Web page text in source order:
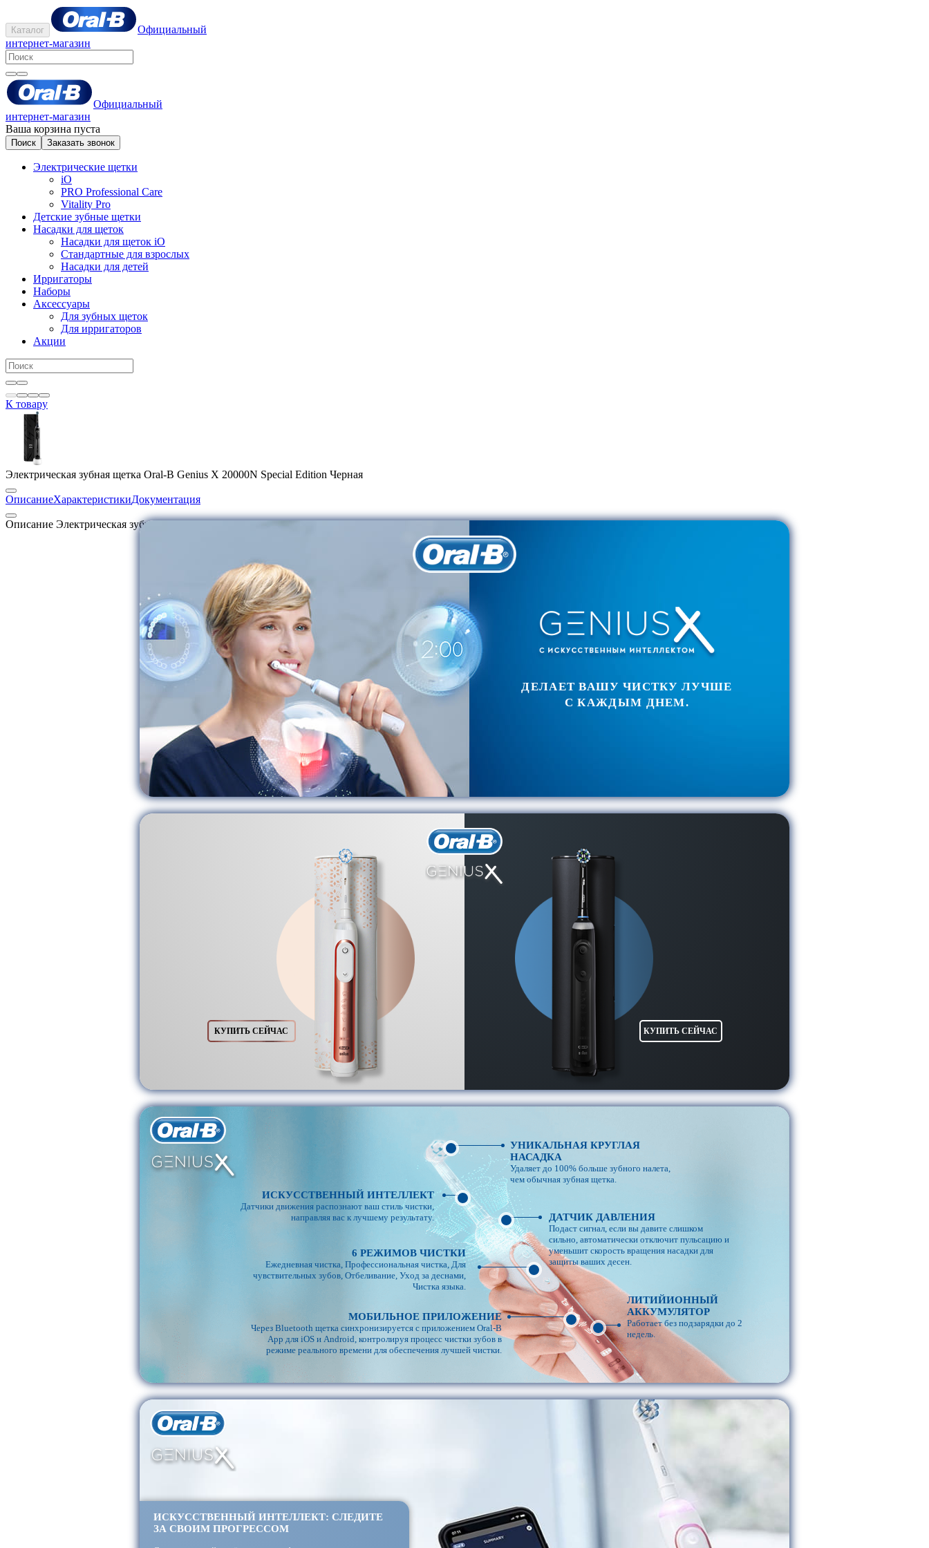
Каталог
Официальный
интернет-магазин
Официальный
интернет-магазин
Ваша корзина пуста
Поиск Заказать звонок
Электрические щетки
iO
PRO Professional Care
Vitality Pro
Детские зубные щетки
Насадки для щеток
Насадки для щеток iO
Стандартные для взрослых
Насадки для детей
Ирригаторы
Наборы
Аксессуары
Для зубных щеток
Для ирригаторов
Акции
К товару
Электрическая зубная щетка Oral-B Genius X 20000N Special Edition Черная
ОписаниеХарактеристикиДокументация
Описание Электрическая зубная щетка Oral-B Genius X 20000N Special Edition Черная
ДЕЛАЕТ ВАШУ ЧИСТКУ ЛУЧШЕ
С КАЖДЫМ ДНЕМ.
КУПИТЬ СЕЙЧАС КУПИТЬ СЕЙЧАС
ИСКУССТВЕННЫЙ ИНТЕЛЛЕКТ
Датчики движения распознают ваш стиль чистки,
направляя вас к лучшему результату.
6 РЕЖИМОВ ЧИСТКИ
Ежедневная чистка, Профессиональная чистка, Для
чувствительных зубов, Отбеливание, Уход за деснами,
Чистка языка.
МОБИЛЬНОЕ ПРИЛОЖЕНИЕ
Через Bluetooth щетка синхронизируется с приложением Oral-B
App для iOS и Android, контролируя процесс чистки зубов в
режиме реального времени для обеспечения лучшей чистки.
УНИКАЛЬНАЯ КРУГЛАЯ
НАСАДКА
Удаляет до 100% больше зубного налета,
чем обычная зубная щетка.
ДАТЧИК ДАВЛЕНИЯ
Подаст сигнал, если вы давите слишком
сильно, автоматически отключит пульсацию и
уменьшит скорость вращения насадки для
защиты ваших десен.
ЛИТИЙИОННЫЙ
АККУМУЛЯТОР
Работает без подзарядки до 2
недель.
ИСКУССТВЕННЫЙ ИНТЕЛЛЕКТ: СЛЕДИТЕ
ЗА СВОИМ ПРОГРЕССОМ